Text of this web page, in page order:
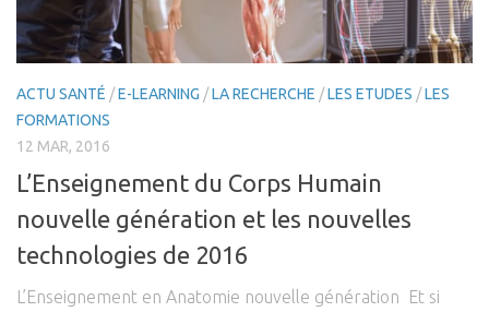
ACTU SANTÉ /E-LEARNING /LA RECHERCHE /LES ETUDES /LES
FORMATIONS
12 MAR, 2016
L’Enseignement du Corps Humain
nouvelle génération et les nouvelles
technologies de 2016
L’Enseignement en Anatomie nouvelle génération Et si